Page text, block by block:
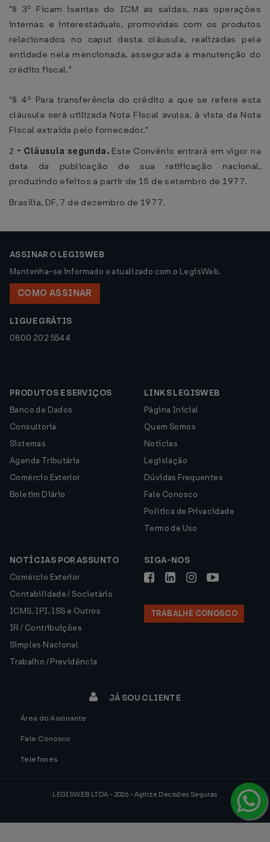
"§ 3º Ficam isentas do ICM as saídas, nas operações
internas e interestaduais, promovidas com os produtos
relacionados no caput desta cláusula, realizadas pela
entidade nela mencionada, assegurada a manutenção do
crédito fiscal."
"§ 4º Para transferência do crédito a que se refere esta
cláusula será utilizada Nota Fiscal avulsa, à vista da Nota
Fiscal extraída pelo fornecedor."
2 - Cláusula segunda. Este Convênio entrará em vigor na
data da publicação de sua ratificação nacional,
produzindo efeitos a partir de 15 de setembro de 1977.
Brasília, DF, 7 de dezembro de 1977.
ASSINAR O LEGISWEB
Mantenha-se informado e atualizado com o LegisWeb.
COMO ASSINAR
LIGUE GRÁTIS
0800 202 5544
PRODUTOS E SERVIÇOS
Banco de Dados
Consultoria
Sistemas
Agenda Tributária
Comércio Exterior
Boletim Diário
LINKS LEGISWEB
Página Inicial
Quem Somos
Notícias
Legislação
Dúvidas Frequentes
Fale Conosco
Política de Privacidade
Termo de Uso
NOTÍCIAS POR ASSUNTO
Comércio Exterior
Contabilidade / Societário
ICMS, IPI, ISS e Outros
IR / Contribuições
Simples Nacional
Trabalho / Previdência
SIGA-NOS
TRABALHE CONOSCO
JÁ SOU CLIENTE
Área do Assinante
Fale Conosco
Telefones
LEGISWEB LTDA - 2026 - Agilize Decisões Seguras